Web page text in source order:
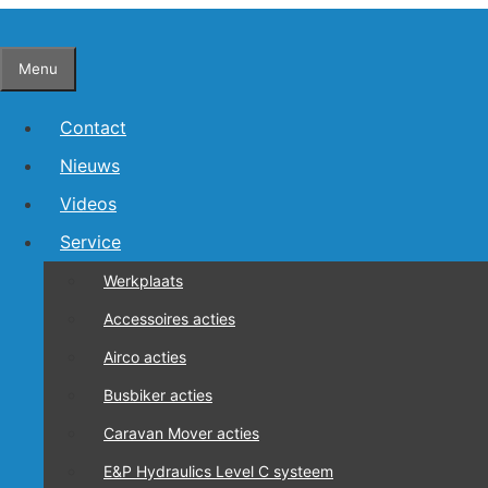
naar
Menu
Contact
Nieuws
Videos
Service
Werkplaats
Accessoires acties
Airco acties
Busbiker acties
Caravan Mover acties
E&P Hydraulics Level C systeem
Jack Malkowski
Dostarczalem przyczepy kempingowe, Super firma
chwilę po 8 i zostałem sprawnie obsłużony. Pozdrawiam